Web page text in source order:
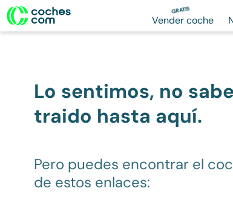
GRATIS
Vender coche
Lo sentimos, no
traido hasta aquí.
Pero puedes encontrar el
de estos enlaces: